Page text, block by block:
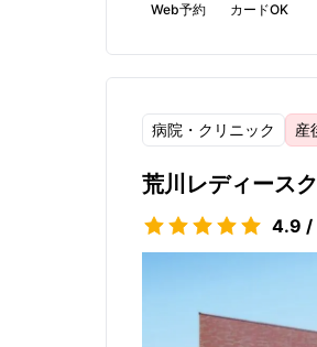
すし、退院時にプレ
Web予約 カードOK
病院・クリニック 産
荒川レディース
4.9 /